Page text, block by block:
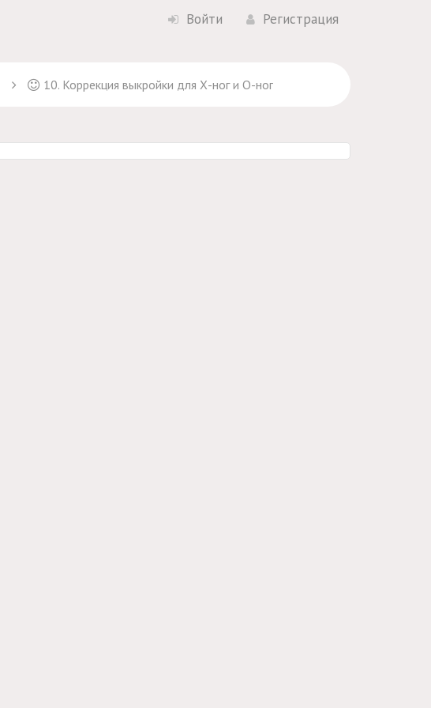
Войти Регистрация
10. Коррекция выкройки для Х-ног и О-ног